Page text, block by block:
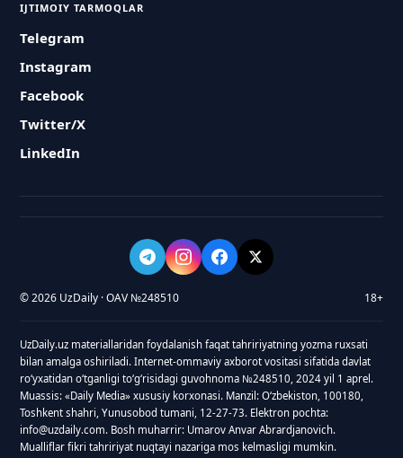
IJTIMOIY TARMOQLAR
Telegram
Instagram
Facebook
Twitter/X
LinkedIn
© 2026 UzDaily · OAV №248510 18+
UzDaily.uz materiallaridan foydalanish faqat tahririyatning yozma ruxsati
bilan amalga oshiriladi. Internet-ommaviy axborot vositasi sifatida davlat
roʻyxatidan oʻtganligi toʻgʻrisidagi guvohnoma №248510, 2024 yil 1 aprel.
Muassis: «Daily Media» xususiy korxonasi. Manzil: Oʻzbekiston, 100180,
Toshkent shahri, Yunusobod tumani, 12-27-73. Elektron pochta:
info@uzdaily.com. Bosh muharrir: Umarov Anvar Abrardjanovich.
Mualliflar fikri tahririyat nuqtayi nazariga mos kelmasligi mumkin.